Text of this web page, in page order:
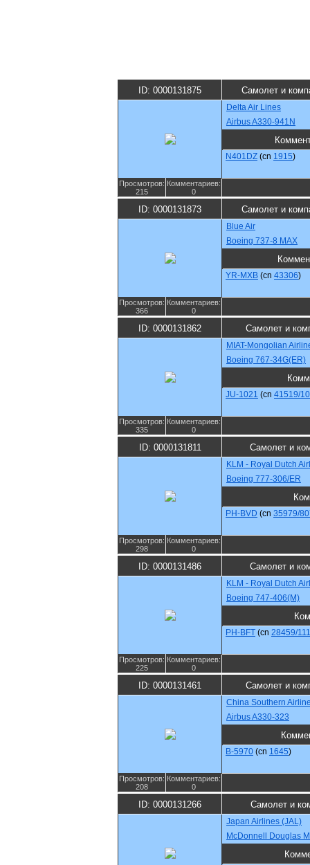
ID: 0000131875 Самолет и
Delta Air Lines
Airbus A330-941N
N401DZ (cn 1915)
Просмотров:
215
Комментариев:
0
ID: 0000131873 Самолет и
Blue Air
Boeing 737-8 MAX
YR-MXB (cn 43306)
Просмотров:
366
Комментариев:
0
ID: 0000131862 Самолет и
MIAT-Mongolian
Boeing 767-34G(ER)
JU-1021 (cn 41519/
Просмотров:
335
Комментариев:
0
ID: 0000131811 Самолет и
KLM - Royal Dutch
Boeing 777-306/ER
PH-BVD (cn 35979/
Просмотров:
298
Комментариев:
0
ID: 0000131486 Самолет и
KLM - Royal Dutch
Boeing 747-406(M)
PH-BFT (cn 28459/
Просмотров:
225
Комментариев:
0
ID: 0000131461 Самолет и
China Southern
Airbus A330-323
B-5970 (cn 1645)
Просмотров:
208
Комментариев:
0
ID: 0000131266 Самолет и
Japan Airlines (JAL)
McDonnell Douglas